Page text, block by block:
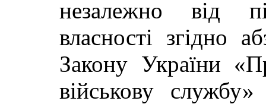
незалежно від
власності згідно
Закону України
військову